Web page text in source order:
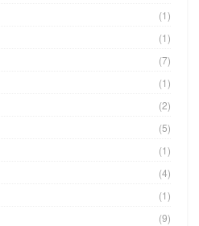
(1)
(1)
(7)
(1)
(2)
(5)
(1)
(4)
(1)
(9)